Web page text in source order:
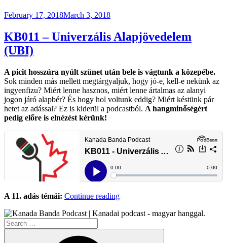
Posted
February 17, 2018March 3, 2018
KB011 – Univerzális Alapjövedelem
(UBI)
A picit hosszúra nyúlt szünet után bele is vágtunk a közepébe.
Sok minden más mellett megtárgyaljuk, hogy jó-e, kell-e nekünk az
ingyenfizu? Miért lenne hasznos, miért lenne ártalmas az alanyi
jogon járó alapbér? És hogy hol voltunk eddig? Miért késtünk pár
hetet az adással? Ez is kiderül a podcastból. A hangminőségért
pedig előre is elnézést kérünk!
A 11. adás témái: Continue reading“KB011
Univerzális
(UBI)”
Search
for: